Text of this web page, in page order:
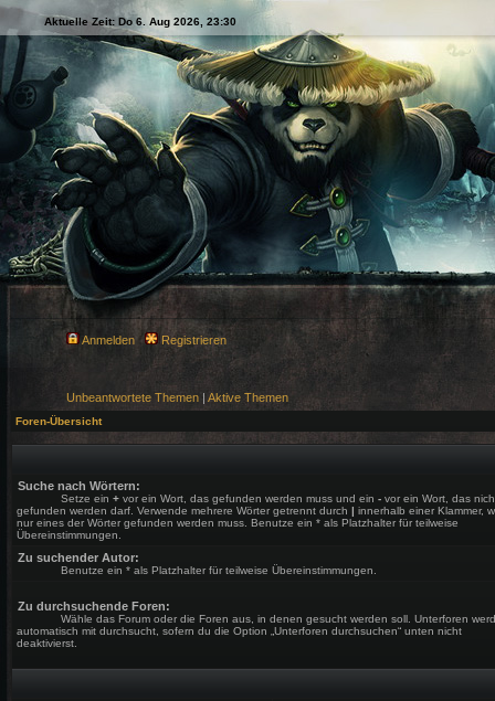
Aktuelle Zeit: Do 6. Aug 2026, 23:30
Anmelden Registrieren
Unbeantwortete Themen | Aktive Themen
Foren-Übersicht
Suche nach Wörtern:
Setze ein + vor ein Wort, das gefunden werden muss und ein - vor ein Wort, das
gefunden werden darf. Verwende mehrere Wörter getrennt durch | innerhalb einer Klammer,
nur eines der Wörter gefunden werden muss. Benutze ein * als Platzhalter für teilweise
Übereinstimmungen.
Zu suchender Autor:
Benutze ein * als Platzhalter für teilweise Übereinstimmungen.
Zu durchsuchende Foren:
Wähle das Forum oder die Foren aus, in denen gesucht werden soll. Unterforen
automatisch mit durchsucht, sofern du die Option „Unterforen durchsuchen“ unten nicht
deaktivierst.